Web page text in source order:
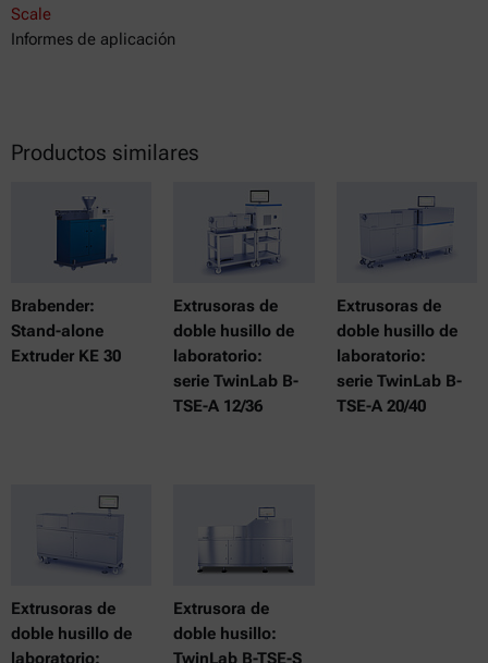
Scale
Informes de aplicación
Productos similares
Brabender:
Stand-alone
Extruder KE 30
Extrusoras de
doble husillo de
laboratorio:
serie TwinLab B-
TSE-A 12/36
Extrusoras de
doble husillo de
laboratorio:
serie TwinLab B-
TSE-A 20/40
Extrusoras de
doble husillo de
laboratorio:
Extrusora de
doble husillo:
TwinLab B-TSE-S